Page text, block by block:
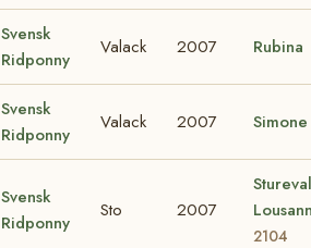
Svensk
Ridponny
Valack 2007 Rubina
Svensk
Ridponny
Valack 2007 Simone
Svensk
Ridponny
Sto 2007
2104